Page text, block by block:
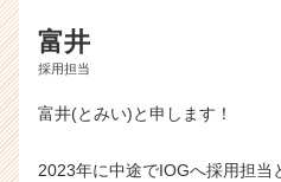
富井
採用担当
富井(とみい)と申します！
2023年に中途でIOGへ採用担当